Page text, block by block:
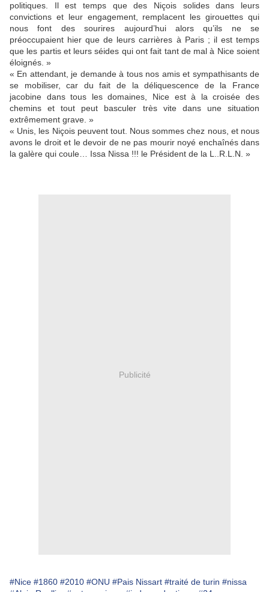
politiques. Il est temps que des Niçois solides dans leurs
convictions et leur engagement, remplacent les girouettes qui
nous font des sourires aujourd’hui alors qu’ils ne se
préoccupaient hier que de leurs carrières à Paris ; il est temps
que les partis et leurs séides qui ont fait tant de mal à Nice soient
éloignés. »
« En attendant, je demande à tous nos amis et sympathisants de
se mobiliser, car du fait de la déliquescence de la France
jacobine dans tous les domaines, Nice est à la croisée des
chemins et tout peut basculer très vite dans une situation
extrêmement grave. »
« Unis, les Niçois peuvent tout. Nous sommes chez nous, et nous
avons le droit et le devoir de ne pas mourir noyé enchaînés dans
la galère qui coule… Issa Nissa !!! le Président de la L..R.L.N. »
Publicité
#Nice #1860 #2010 #ONU #Pais Nissart #traité de turin #nissa